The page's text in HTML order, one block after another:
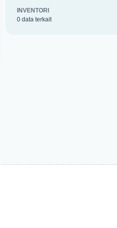
INVENTORI
0 data terkait